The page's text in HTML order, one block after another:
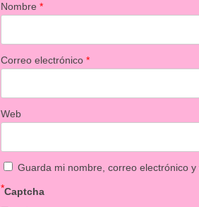
Nombre*
Correo electrónico*
Web
Guarda mi nombre, correo electrónico
Captcha
*